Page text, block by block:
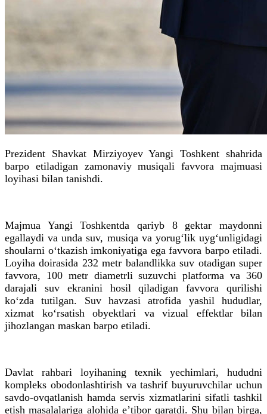
Prezident Shavkat Mirziyoyev Yangi Toshkent shahrida
barpo etiladigan zamonaviy musiqali favvora majmuasi
loyihasi bilan tanishdi.
Majmua Yangi Toshkentda qariyb 8 gektar maydonni
egallaydi va unda suv, musiqa va yorug‘lik uyg‘unligidagi
shoularni o‘tkazish imkoniyatiga ega favvora barpo etiladi.
Loyiha doirasida 232 metr balandlikka suv otadigan super
favvora, 100 metr diametrli suzuvchi platforma va 360
darajali suv ekranini hosil qiladigan favvora qurilishi
ko‘zda tutilgan. Suv havzasi atrofida yashil hududlar,
xizmat ko‘rsatish obyektlari va vizual effektlar bilan
jihozlangan maskan barpo etiladi.
Davlat rahbari loyihaning texnik yechimlari, hududni
kompleks obodonlashtirish va tashrif buyuruvchilar uchun
savdo-ovqatlanish hamda servis xizmatlarini sifatli tashkil
etish masalalariga alohida e’tibor qaratdi. Shu bilan birga,